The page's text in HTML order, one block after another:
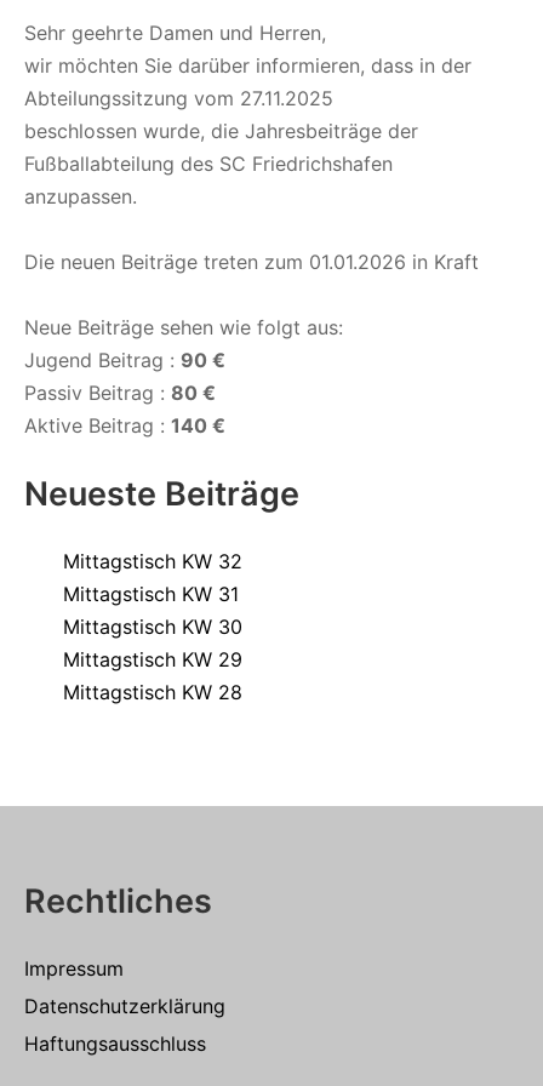
Sehr geehrte Damen und Herren,
wir möchten Sie darüber informieren, dass in der
Abteilungssitzung vom 27.11.2025
beschlossen wurde, die Jahresbeiträge der
Fußballabteilung des SC Friedrichshafen
anzupassen.
Die neuen Beiträge treten zum 01.01.2026 in Kraft
Neue Beiträge sehen wie folgt aus:
Jugend Beitrag : 90 €
Passiv Beitrag : 80 €
Aktive Beitrag : 140 €
Neueste Beiträge
Mittagstisch KW 32
Mittagstisch KW 31
Mittagstisch KW 30
Mittagstisch KW 29
Mittagstisch KW 28
Rechtliches
Impressum
Datenschutzerklärung
Haftungsausschluss